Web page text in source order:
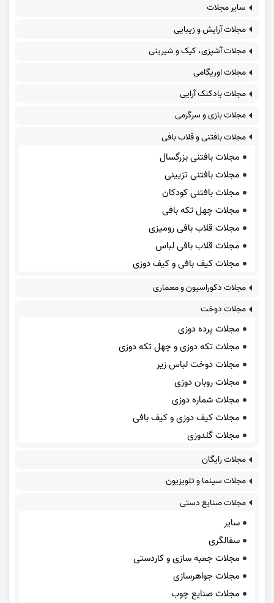
سایر مجلات
مجلات آرایش و زیبایی
مجلات آشپزی، کیک و شیرینی
مجلات اوریگامی
مجلات بادکنک آرایی
مجلات بازی و سرگرمی
مجلات بافتنی و قلاب بافی
مجلات بافتنی بزرگسال
مجلات بافتنی تزیینی
مجلات بافتنی کودکان
مجلات چهل تکه بافی
مجلات قلاب بافی رومیزی
مجلات قلاب بافی لباس
مجلات کیف بافی و کیف دوزی
مجلات دکوراسیون و معماری
مجلات دوخت
مجلات پرده دوزی
مجلات تکه دوزی و چهل تکه دوزی
مجلات دوخت لباس زیر
مجلات روبان دوزی
مجلات شماره دوزی
مجلات کیف دوزی و کیف بافی
مجلات گلدوزی
مجلات رایگان
مجلات سینما و تلویزیون
مجلات صنایع دستی
سایر
سفالگری
مجلات جعبه سازی و کاردستی
مجلات جواهرسازی
مجلات صنایع چوب